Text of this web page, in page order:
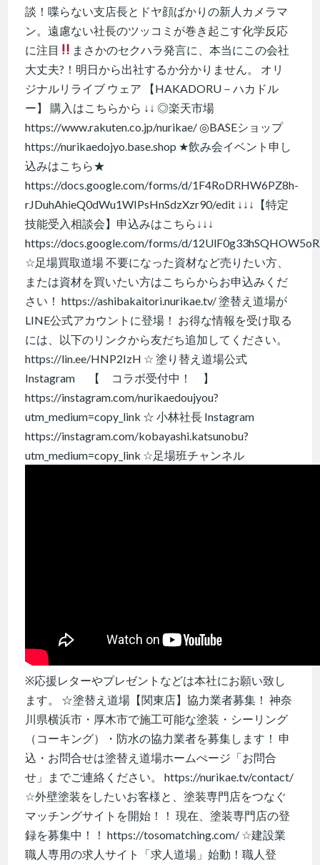
談！喋らない支店長とドヤ顔ばかりの新人カメラマ
ン。遠慮ない社長のツッコミが巻き起こす化学反応
に注目
まさかのセクハラ発言に、本当にこの会社
大丈夫?！明日から出社するか分かりません。 オリ
ジナルリライブ ウェア 【HAKADORU－ハカドル
ー】 購入はこちらから ↓↓ ◎楽天市場
https://www.rakuten.co.jp/nurikae/ ◎BASEショップ
https://nurikaedojyo.base.shop ★飲み会イベント申し
込みはこちら★
https://docs.google.com/forms/d/1F4RoDRHW6PZ8h-
rJDuhAhieQ0dWu1WIPsHnSdzXzr90/edit ↓↓↓【特定
技能受入相談会】申込みはこちら↓↓↓
https://docs.google.com/forms/d/
☆足場買取道場 不要になった資材など売りたい方、
または資材を買いたい方はこちらからお申込みくだ
さい！ https://ashibakaitori.nurikae.tv/ 塗替え道場が
LINE公式アカウントに登場！ お得な情報を受け取る
には、以下のリンクから友だち追加してください。
https://lin.ee/HNP2IzH ☆ 塗り替え道場公式
Instagram 【 コラボ受付中！ 】
https://instagram.com/nurikaedoujyou?
utm_medium=copy_link ☆ 小林社長 Instagram
https://instagram.com/kobayashi.katsunobu?
utm_medium=copy_link ☆足場班チャンネル
※応援レターやプレゼントなどは本社にお願い致し
ます。 ☆塗替え道場【関東店】協力業者募集！ 神奈
川県横浜市・厚木市で施工可能な塗装・シーリング
（コーキング）・防水の協力業者を募集します！ 申
込・お問合せは塗替え道場ホームぺージ「お問合
せ」までご連絡ください。 https://nurikae.tv/contact/
☆外壁塗装をしたいお客様と、塗装専門店をつなぐ
マッチングサイトを開始！！ 現在、塗装専門店の登
録を募集中！！ https://tosomatching.com/ ☆建設業
職人専用の求人サイト「求人道場」始動！職人登